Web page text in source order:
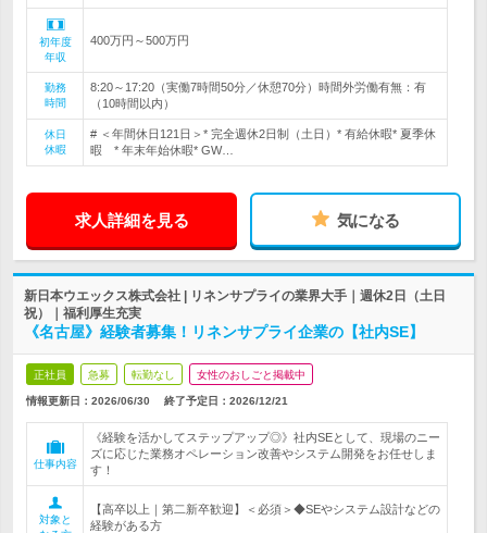
初年度
年収
400万円～500万円
勤務
時間
8:20～17:20（実働7時間50分／休憩70分）時間外労働有無：有
（10時間以内）
休日
休暇
# ＜年間休日121日＞* 完全週休2日制（土日）* 有給休暇* 夏季休
暇 * 年末年始休暇* GW…
求人詳細を見る 気になる
新日本ウエックス株式会社 | リネンサプライの業界大手｜週休2日（土日
祝）｜福利厚生充実
《名古屋》経験者募集！リネンサプライ企業の【社内SE】
正社員 急募 転勤なし 女性のおしごと掲載中
情報更新日：2026/06/30 終了予定日： 2026/12/21
仕事内容
《経験を活かしてステップアップ◎》社内SEとして、現場のニー
ズに応じた業務オペレーション改善やシステム開発をお任せしま
す！
対象と
【高卒以上｜第二新卒歓迎】＜必須＞◆SEやシステム設計などの
経験がある方